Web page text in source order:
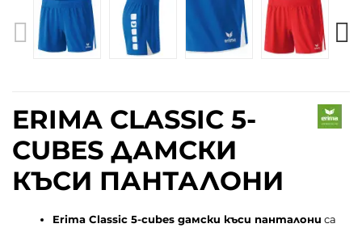
ERIMA CLASSIC 5-
CUBES ДАМСКИ
КЪСИ ПАНТАЛОНИ
Erima Classic 5-cubes дамски къси панталони са